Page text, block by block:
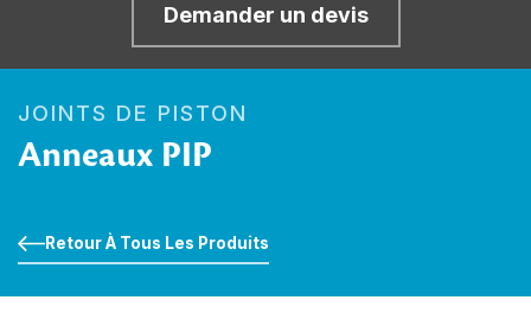
Demander un devis
JOINTS DE PISTON
Anneaux PIP
Retour À Tous Les Produits